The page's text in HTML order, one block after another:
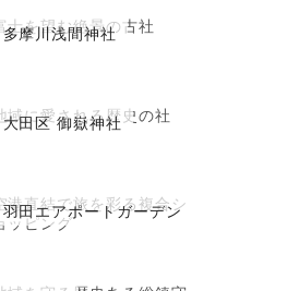
多摩川浅間神社
士を望む絶景の古社
大田区 御嶽神社
域に愛される歴史の社
羽田エアポートガーデン
港直結で旅を彩る複合シ
ッピング